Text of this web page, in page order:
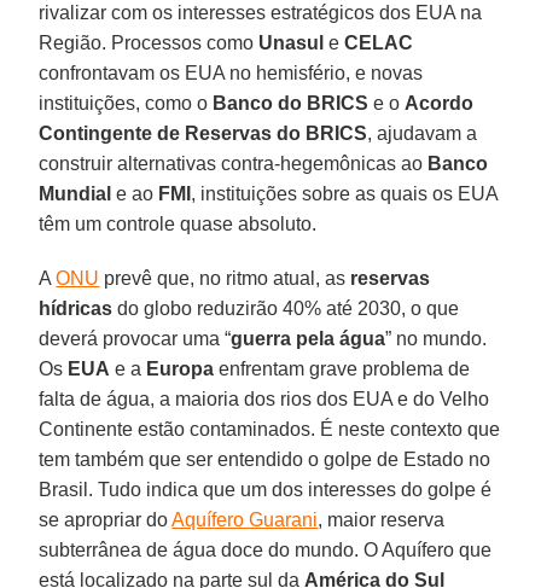
rivalizar com os interesses estratégicos dos EUA na
Região. Processos como Unasul eCELAC
confrontavam os EUA no hemisfério, e novas
instituições, como o Banco do BRICS e o Acordo
Contingente de Reservas do BRICS, ajudavam a
construir alternativas contra-hegemônicas ao Banco
Mundial e ao FMI , instituições sobre as quais os EUA
têm um controle quase absoluto.
AONU prevê que, no ritmo atual, as reservas
hídricas do globo reduzirão 40% até 2030, o que
deverá provocar uma “guerra pela água” no mundo.
Os EUA e a Europa enfrentam grave problema de
falta de água, a maioria dos rios dos EUA e do Velho
Continente estão contaminados. É neste contexto que
tem também que ser entendido o golpe de Estado no
Brasil. Tudo indica que um dos interesses do golpe é
se apropriar doAquífero Guarani, maior reserva
subterrânea de água doce do mundo. O Aquífero que
está localizado na parte sul da América do Sul